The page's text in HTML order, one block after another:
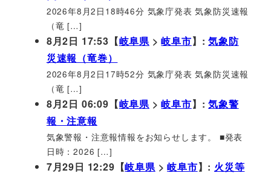
2026年8月2日18時46分 気象庁発表 気象防災速報
（竜 […]
8月2日 17:53【岐阜県 >岐阜市】:気象防
災速報（竜巻）
2026年8月2日17時52分 気象庁発表 気象防災速報
（竜 […]
8月2日 06:09【岐阜県 >岐阜市】:気象警
報・注意報
気象警報・注意報情報をお知らせします。 ■発表
日時：2026 […]
7月29日 12:29【岐阜県>岐阜市】: 火災等